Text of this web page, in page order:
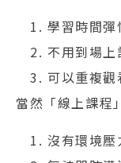
學習時間彈
不用到場上
可以重複觀
當然「線上課程
沒有環境壓